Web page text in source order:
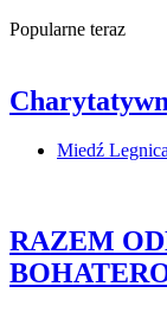
Popularne teraz
Miedź
RAZEM